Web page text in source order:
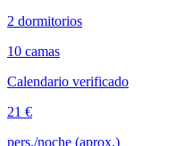
2 dormitorios
10 camas
Calendario verificado
21 €
pers./noche (aprox.)